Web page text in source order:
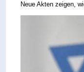
Neue Akten zeigen,